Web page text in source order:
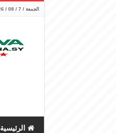
الجمعة / 7 / 08 / 2026
الرئيسية